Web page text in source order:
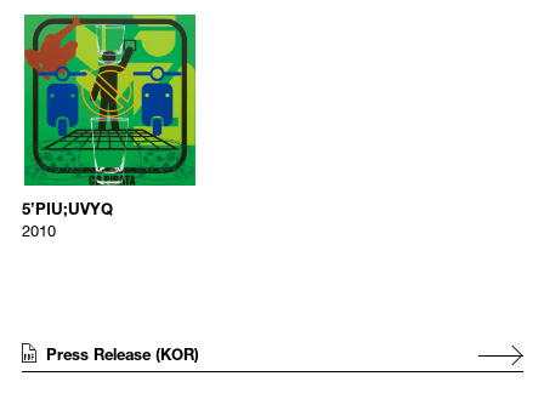
대입한 체계들 사이의 충돌로부터 시적인 매력을 뽑아내려는 의지는,
작가에 의해 의도적으로 거세됐다. 물론, 딩뱃의 표상과 제목의 헛된 메
시지 사이에 일말의 연관이 없는 것은 아니다. 에서 작가는, 누르면 야
릇한 자세의 ‘그라비아’ 미녀들을 실루엣 이미지로 출력하는 딩뱃을 사
용했다. 이 작품에서 또 다른 중요한 도상으로 기능하는 것은, 열쇠 구
멍 모양의 딩뱃과 각종 약호로 구성한 만다라(mandala)다. 세속적인 눈
으로 보면, 만다라는 항문이 되고, 열쇠 구멍은 음문이 된다. 그러니 이
작업의 내용은, (도상해석학적으로 풀이하면) 포르노에 다름 아니다. 고
로, 그림 자체가 “씨발놈”인 셈이다. 이러한 직해주의(直解主義,
literalism)와 도상해석학적 함정(iconographic trap)은 분명 작가가 의도
사용했다. 라는 다소 암호 같은 전시 제목은 이러한 기계적 작업 방식을
지시한다. 반면, ‘BK(블랙) 회화’는 특정한 물감의 조합을 지속적으로 캔
1671
/upload/artworks/p2a3_artist_MeeNaPark_title_5.jpg
5’PIU;UVYQ
MeeNa Park
2010
5’PIU;UVYQ
2010
Acrylic on canvas
158 x 158 cm
5’PIU;UVYQ
2010
Press Release (KOR)